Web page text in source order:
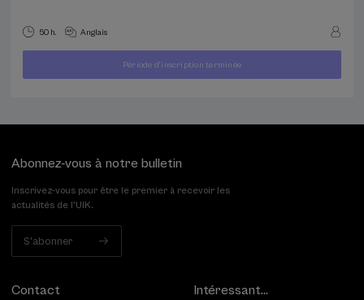
50 h. Anglais
...
PARTIR400
Dernières
places
Gratuit
Date
passée
Période d'inscription terminée
Abonnez-vous à notre bulletin
Inscrivez-vous pour être le premier à recevoir les
actualités de l'UIK.
S'abonner
Contact Intéressant...